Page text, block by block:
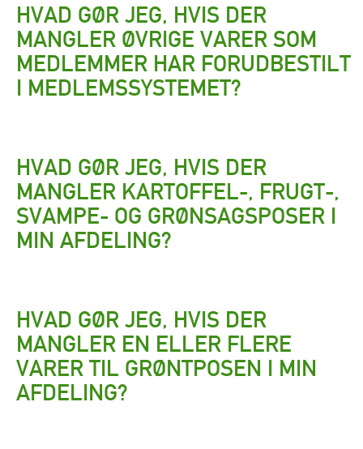
HVAD GØR JEG, HVIS DER
MANGLER ØVRIGE VARER SOM
MEDLEMMER HAR FORUDBESTILT
I MEDLEMSSYSTEMET?
HVAD GØR JEG, HVIS DER
MANGLER KARTOFFEL-, FRUGT-,
SVAMPE- OG GRØNSAGSPOSER I
MIN AFDELING?
HVAD GØR JEG, HVIS DER
MANGLER EN ELLER FLERE
VARER TIL GRØNTPOSEN I MIN
AFDELING?